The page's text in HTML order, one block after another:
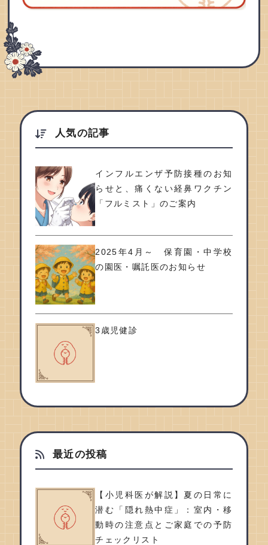
人気の記事
インフルエンザ予防接種のお知
らせと、痛くない経鼻ワクチン
「フルミスト」のご案内
2025年4月～ 保育園・中学校
の園医・嘱託医のお知らせ
3歳児健診
最近の投稿
【小児科医が解説】夏の日常に
潜む「隠れ熱中症」：室内・移
動時の注意点とご家庭での予防
チェックリスト